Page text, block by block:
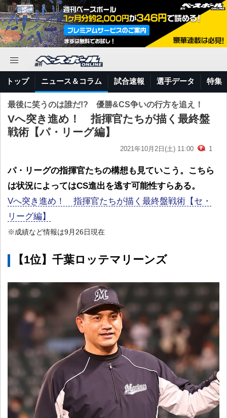
トップ ニュース＆コラム 試合速報 選手データ 特集
最後に笑うのは誰だ!? 優勝&CS争いの行方を追え！
Vへ突き進め！ 指揮官たちが描く最終盤
戦術【パ・リーグ編】
2021年10月2日(土) 11:00 1
パ・リーグの指揮官たちの構想も見ていこう。こちら
は状況によってはCS進出を逃す可能性すらある。
Vへ突き進め！ 指揮官たちが描く最終盤戦術【セ・
リーグ編】
※成績など情報は9月26日現在
【1位】千葉ロッテマリーンズ